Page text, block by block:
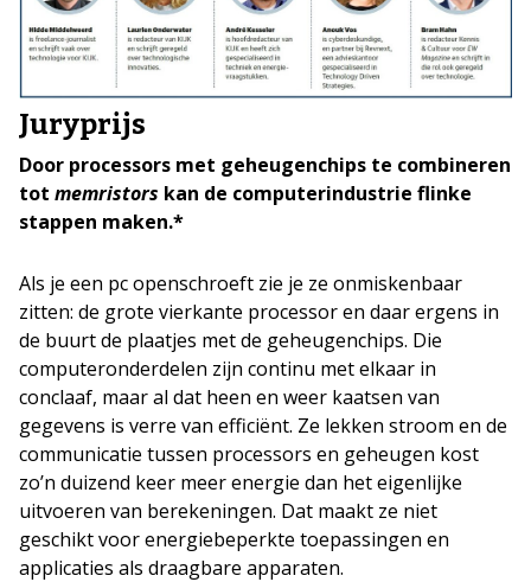
Juryprijs
Door processors met geheugenchips te combineren
tot memristors kan de computerindustrie flinke
stappen maken.*
Als je een pc openschroeft zie je ze onmiskenbaar
zitten: de grote vierkante processor en daar ergens in
de buurt de plaatjes met de geheugenchips. Die
computeronderdelen zijn continu met elkaar in
conclaaf, maar al dat heen en weer kaatsen van
gegevens is verre van efficiënt. Ze lekken stroom en de
communicatie tussen processors en geheugen kost
zo’n duizend keer meer energie dan het eigenlijke
uitvoeren van berekeningen. Dat maakt ze niet
geschikt voor energiebeperkte toepassingen en
applicaties als draagbare apparaten.